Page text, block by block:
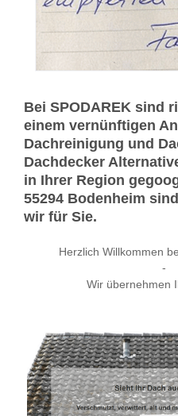
Bei SPODAREK sind
einem vernünftigen
Dachreinigung und
Dachdecker
in Ihrer Region
55294 Bodenheim
wir für Sie.
Herzlich Willkommen
-
Wir übernehmen